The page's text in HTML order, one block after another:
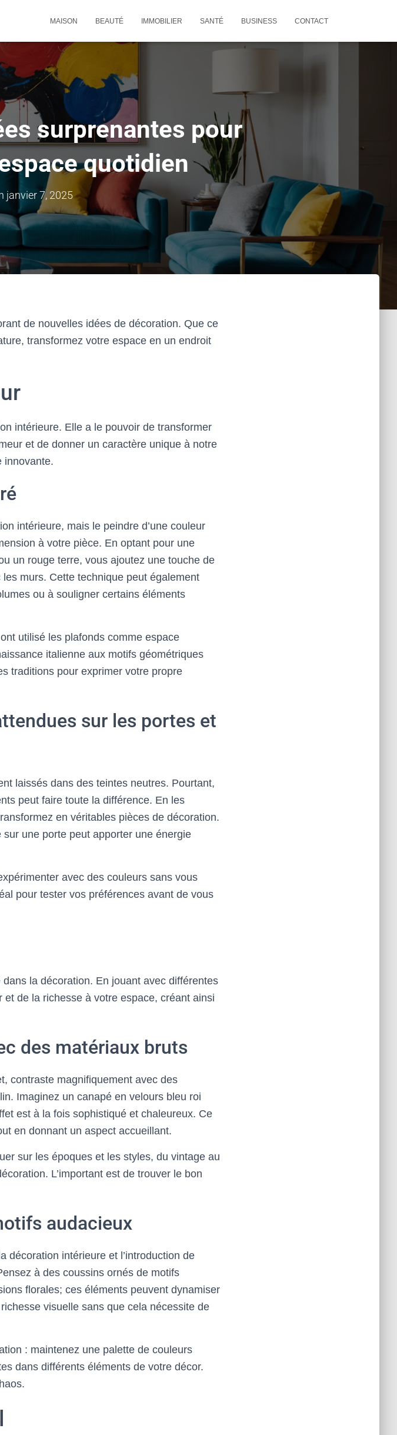
MAISON BEAUTÉ IMMOBILIER SANTÉ BUSINESS CONTACT
surprenantes pour
quotidien
janvier 7, 2025
de nouvelles idées de décoration. Que ce
transformez votre espace en un endroit
intérieure. Elle a le pouvoir de transformer
et de donner un caractère unique à notre
innovante.
intérieure, mais le peindre d’une couleur
à votre pièce. En optant pour une
un rouge terre, vous ajoutez une touche de
murs. Cette technique peut également
ou à souligner certains éléments
utilisé les plafonds comme espace
italienne aux motifs géométriques
traditions pour exprimer votre propre
sur les portes et
laissés dans des teintes neutres. Pourtant,
peut faire toute la différence. En les
en véritables pièces de décoration.
une porte peut apporter une énergie
avec des couleurs sans vous
pour tester vos préférences avant de vous
la décoration. En jouant avec différentes
de la richesse à votre espace, créant ainsi
des matériaux bruts
contraste magnifiquement avec des
Imaginez un canapé en velours bleu roi
est à la fois sophistiqué et chaleureux. Ce
en donnant un aspect accueillant.
sur les époques et les styles, du vintage au
L’important est de trouver le bon
audacieux
décoration intérieure et l’introduction de
à des coussins ornés de motifs
florales; ces éléments peuvent dynamiser
visuelle sans que cela nécessite de
: maintenez une palette de couleurs
dans différents éléments de votre décor.